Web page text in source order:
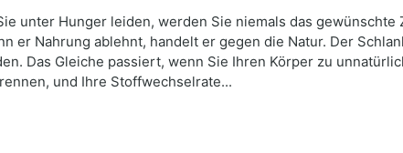
unter Hunger leiden, werden Sie niemals das gewünschte
er Nahrung ablehnt, handelt er gegen die Natur. Der
Das Gleiche passiert, wenn Sie Ihren Körper zu
und Ihre Stoffwechselrate...